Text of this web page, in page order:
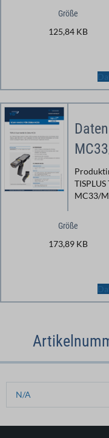
Größe
125,84 KB
MC33/
Größe
173,89 KB
N/A